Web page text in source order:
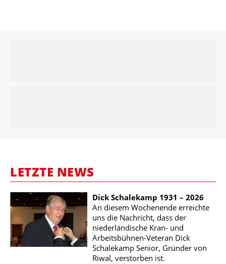
LETZTE NEWS
Dick Schalekamp 1931 – 2026
An diesem Wochenende erreichte
uns die Nachricht, dass der
niederländische Kran- und
Arbeitsbühnen-Veteran Dick
Schalekamp Senior, Gründer von
Riwal, verstorben ist.